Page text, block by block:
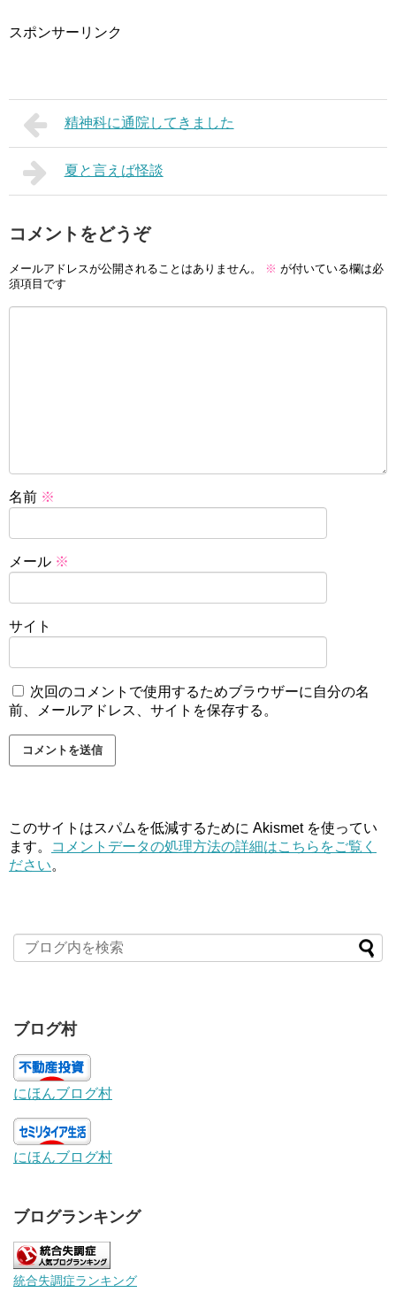
スポンサーリンク
精神科に通院してきました
夏と言えば怪談
コメントをどうぞ
メールアドレスが公開されることはありません。 ※ が付いている欄は必
須項目です
名前 ※
メール ※
サイト
次回のコメントで使用するためブラウザーに自分の名
前、メールアドレス、サイトを保存する。
このサイトはスパムを低減するために Akismet を使ってい
ます。
コメントデータの処理方法の詳細はこちらをご覧く
ださい。
ブログ村
にほんブログ村
にほんブログ村
ブログランキング
統合失調症ランキング